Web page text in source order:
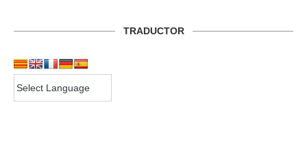
TRADUCTOR